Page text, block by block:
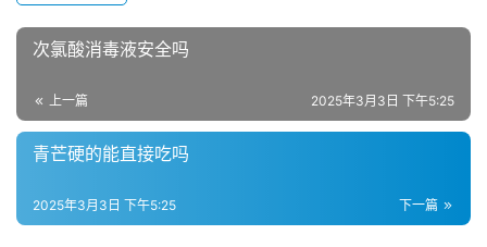
次氯酸消毒液安全吗
上一篇 2025年3月3日 下午5:25
青芒硬的能直接吃吗
下一篇
2025年3月3日 下午5:25